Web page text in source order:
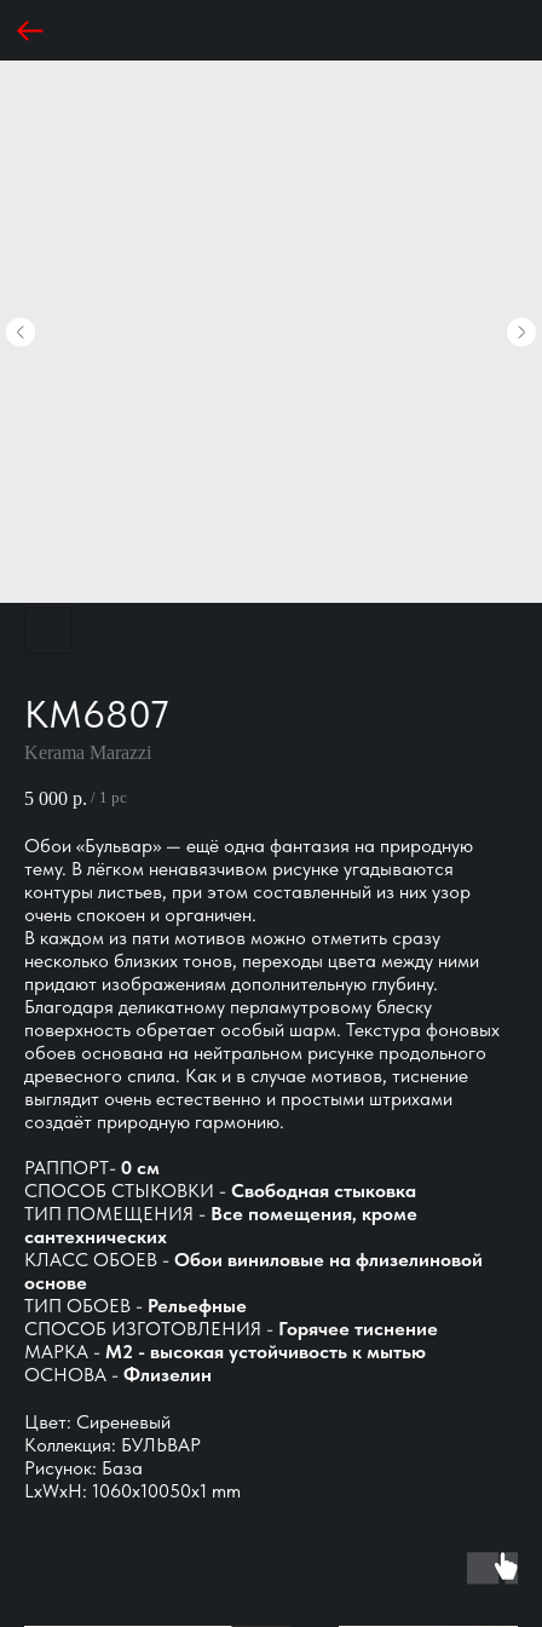
KM6807
Kerama Marazzi
5 000 р. / 1 pc
Обои «Бульвар» — ещё одна фантазия на природную
тему. В лёгком ненавязчивом рисунке угадываются
контуры листьев, при этом составленный из них узор
очень спокоен и органичен.
В каждом из пяти мотивов можно отметить сразу
несколько близких тонов, переходы цвета между ними
придают изображениям дополнительную глубину.
Благодаря деликатному перламутровому блеску
поверхность обретает особый шарм. Текстура фоновых
обоев основана на нейтральном рисунке продольного
древесного спила. Как и в случае мотивов, тиснение
выглядит очень естественно и простыми штрихами
создаёт природную гармонию.
РАППОРТ- 0 см
СПОСОБ СТЫКОВКИ - Свободная стыковка
ТИП ПОМЕЩЕНИЯ - Все помещения, кроме
сантехнических
КЛАСС ОБОЕВ - Обои виниловые на флизелиновой
основе
ТИП ОБОЕВ - Рельефные
СПОСОБ ИЗГОТОВЛЕНИЯ - Горячее тиснение
МАРКА - М2 - высокая устойчивость к мытью
ОСНОВА - Флизелин
Цвет: Сиреневый
Коллекция: БУЛЬВАР
Рисунок: База
LxWxH: 1060x10050x1 mm